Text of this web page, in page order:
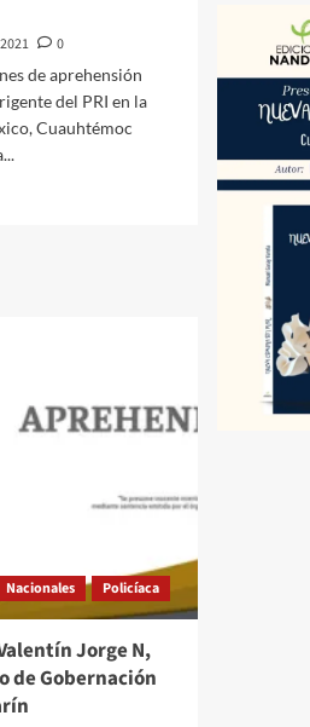
0
de aprehensión
del PRI en la
Cuauhtémoc
Nacionales Policíaca
Jorge N,
de Gobernación